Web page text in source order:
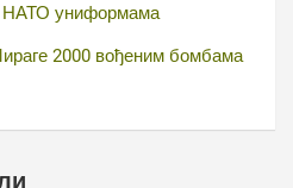
НАТО униформама
2000 вођеним бомбама